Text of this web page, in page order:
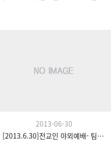
2013-06-30
[2013.6.30]전교인 야외예배- 팀수양관